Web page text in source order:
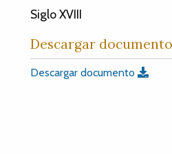
Siglo XVIII
Descargar documento
Descargar documento